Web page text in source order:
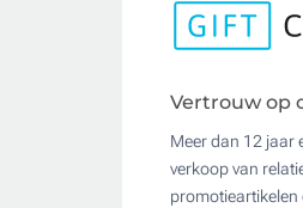
Vertrouw op
Meer dan 12 jaar
verkoop van